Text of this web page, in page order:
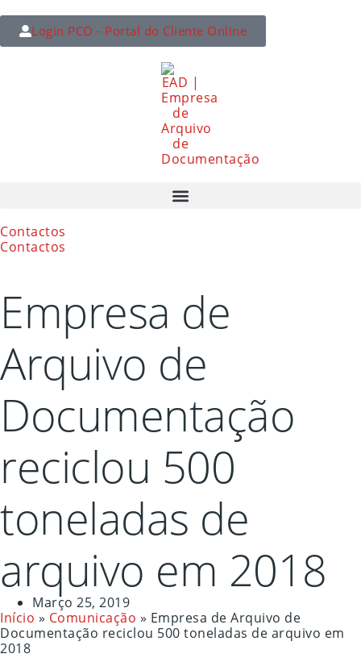
Login PCO - Portal do Cliente Online
Contactos
Contactos
Empresa de
Arquivo de
Documentação
reciclou 500
toneladas de
arquivo em 2018
Março 25, 2019
Início » Comunicação » Empresa de Arquivo de
Documentação reciclou 500 toneladas de arquivo em
2018